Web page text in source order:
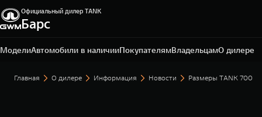
Официальный дилер TANK
Барс
МоделиАвтомобили в наличииПокупателямВладельцамО дилере
Омск, ул. Волгоградская, 61
+7 3812 67-81-72
Главная О дилере Информация Новости Размеры TANK 700